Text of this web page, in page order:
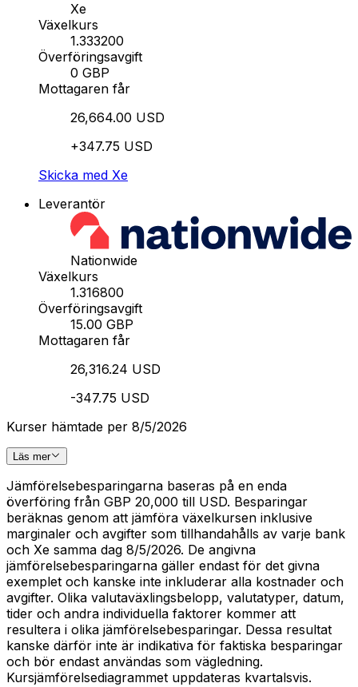
Xe
Växelkurs
1.333200
Överföringsavgift
0 GBP
Mottagaren får
26,664.00 USD
+347.75 USD
Skicka med Xe
Leverantör
Nationwide
Växelkurs
1.316800
Överföringsavgift
15.00 GBP
Mottagaren får
26,316.24 USD
-347.75 USD
Kurser hämtade per 8/5/2026
Läs mer
Jämförelsebesparingarna baseras på en enda
överföring från GBP 20,000 till USD. Besparingar
beräknas genom att jämföra växelkursen inklusive
marginaler och avgifter som tillhandahålls av varje bank
och Xe samma dag 8/5/2026. De angivna
jämförelsebesparingarna gäller endast för det givna
exemplet och kanske inte inkluderar alla kostnader och
avgifter. Olika valutaväxlingsbelopp, valutatyper, datum,
tider och andra individuella faktorer kommer att
resultera i olika jämförelsebesparingar. Dessa resultat
kanske därför inte är indikativa för faktiska besparingar
och bör endast användas som vägledning.
Kursjämförelsediagrammet uppdateras kvartalsvis.